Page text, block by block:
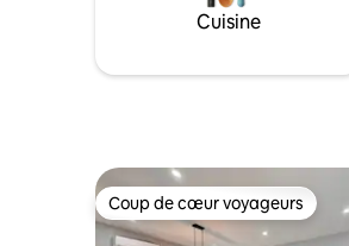
Cuisine
Coup de cœur voyageurs
Coup de cœur voyageurs